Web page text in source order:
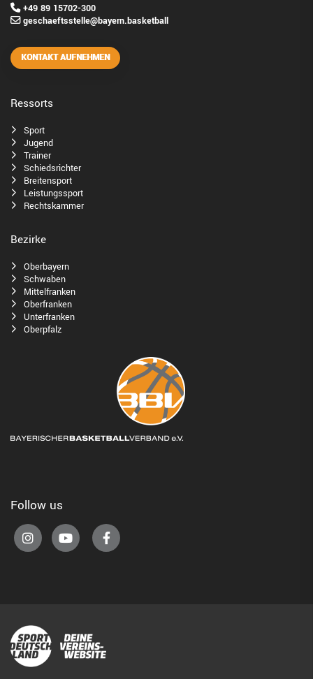
+49 89 15702-300
geschaeftsstelle@bayern.basketball
KONTAKT AUFNEHMEN
Ressorts
Sport
Jugend
Trainer
Schiedsrichter
Breitensport
Leistungssport
Rechtskammer
Bezirke
Oberbayern
Schwaben
Mittelfranken
Oberfranken
Unterfranken
Oberpfalz
Follow us